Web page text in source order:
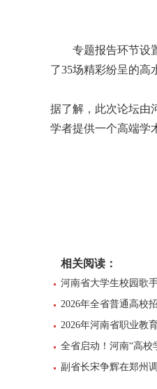
专题报告环节设
了35场精彩纷呈的高
据了解，此次论坛由
学者提供一个高端学
相关阅读：
河南省大学生校园歌
2026年全省普通高校
2026年河南省职业教
全省启动！河南“高校
副省长宋争辉在郑州